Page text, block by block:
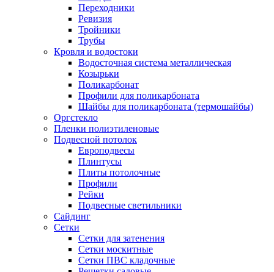
Переходники
Ревизия
Тройники
Трубы
Кровля и водостоки
Водосточная система металлическая
Козырьки
Поликарбонат
Профили для поликарбоната
Шайбы для поликарбоната (термошайбы)
Оргстекло
Пленки полиэтиленовые
Подвесной потолок
Европодвесы
Плинтусы
Плиты потолочные
Профили
Рейки
Подвесные светильники
Сайдинг
Сетки
Сетки для затенения
Сетки москитные
Сетки ПВС кладочные